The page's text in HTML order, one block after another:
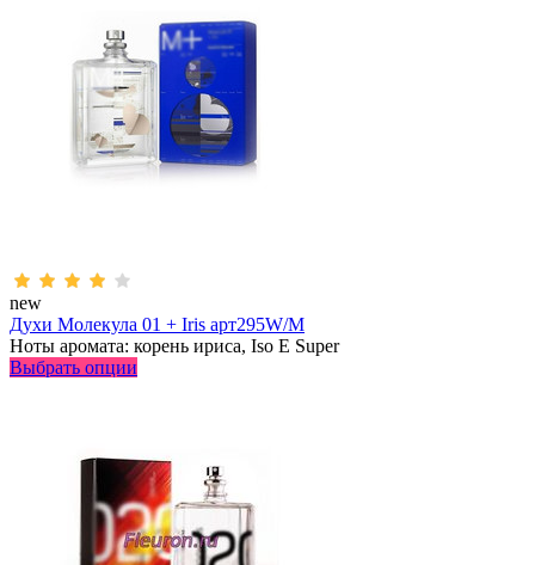
new
Духи Молекула 01 + Iris арт295W/M
Ноты аромата: корень ириса, Iso E Super
Выбрать опции